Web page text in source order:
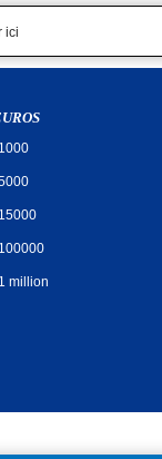
million